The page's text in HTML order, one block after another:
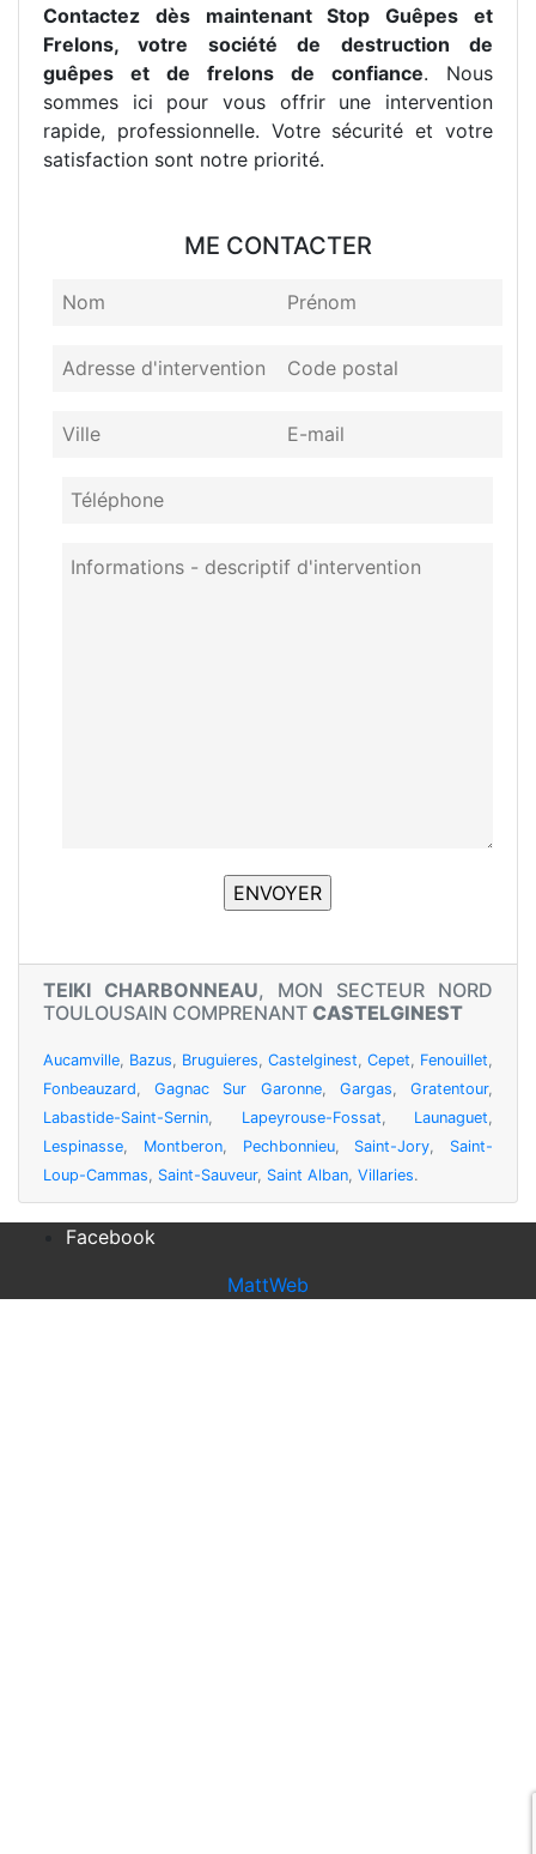
Contactez dès maintenant Stop Guêpes et
Frelons, votre société de destruction de
guêpes et de frelons de confiance. Nous
sommes ici pour vous offrir une intervention
rapide, professionnelle. Votre sécurité et votre
satisfaction sont notre priorité.
ME CONTACTER
TEIKI CHARBONNEAU, MON SECTEUR NORD
TOULOUSAIN COMPRENANT CASTELGINEST
Aucamville, Bazus, Bruguieres, Castelginest, Cepet, Fenouillet,
Fonbeauzard,Gagnac Sur Garonne, Gargas,Gratentour,
Labastide-Saint-Sernin, Lapeyrouse-Fossat, Launaguet,
Lespinasse, Montberon, Pechbonnieu, Saint-Jory, Saint-
Loup-Cammas, Saint-Sauveur, Saint Alban, Villaries.
Facebook
MattWeb